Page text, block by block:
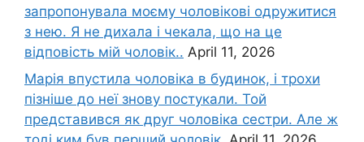
запропонувала моєму чоловікові одружитися
з нею. Я не дихала і чекала, що на це
відповість мій чоловік.. April 11, 2026
Марія впустила чоловіка в будинок, і трохи
пізніше до неї знову постукали. Той
представився як друг чоловіка сестри. Але ж